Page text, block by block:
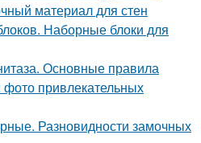
материал для стен
Наборные блоки для
Основные правила
привлекательных
Разновидности замочных